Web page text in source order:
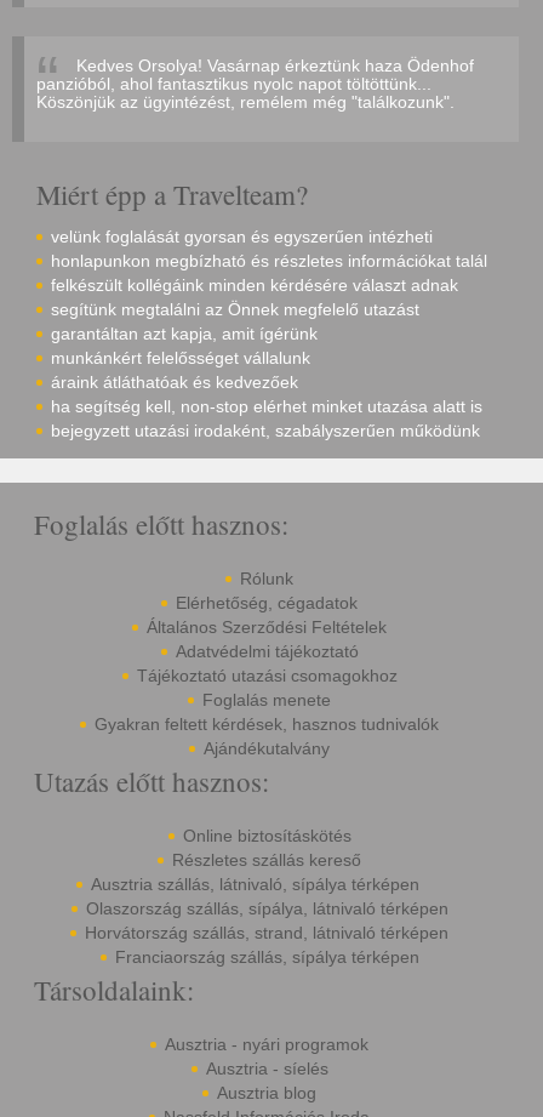
Kedves Orsolya! Vasárnap érkeztünk haza Ödenhof
panzióból, ahol fantasztikus nyolc napot töltöttünk...
Köszönjük az ügyintézést, remélem még "találkozunk".
Miért épp a Travelteam?
velünk foglalását gyorsan és egyszerűen intézheti
honlapunkon megbízható és részletes információkat talál
felkészült kollégáink minden kérdésére választ adnak
segítünk megtalálni az Önnek megfelelő utazást
garantáltan azt kapja, amit ígérünk
munkánkért felelősséget vállalunk
áraink átláthatóak és kedvezőek
ha segítség kell, non-stop elérhet minket utazása alatt is
bejegyzett utazási irodaként, szabályszerűen működünk
Foglalás előtt hasznos:
Rólunk
Elérhetőség, cégadatok
Általános Szerződési Feltételek
Adatvédelmi tájékoztató
Tájékoztató utazási csomagokhoz
Foglalás menete
Gyakran feltett kérdések, hasznos tudnivalók
Ajándékutalvány
Utazás előtt hasznos:
Online biztosításkötés
Részletes szállás kereső
Ausztria szállás, látnivaló, sípálya térképen
Olaszország szállás, sípálya, látnivaló térképen
Horvátország szállás, strand, látnivaló térképen
Franciaország szállás, sípálya térképen
Társoldalaink:
Ausztria - nyári programok
Ausztria - síelés
Ausztria blog